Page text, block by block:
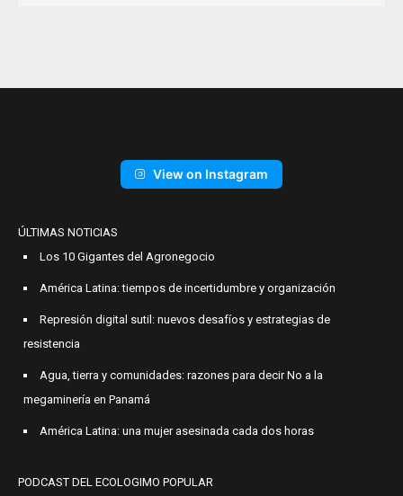
View on Instagram
ÚLTIMAS NOTICIAS
Los 10 Gigantes del Agronegocio
América Latina: tiempos de incertidumbre y organización
Represión digital sutil: nuevos desafíos y estrategias de
resistencia
Agua, tierra y comunidades: razones para decir No a la
megaminería en Panamá
América Latina: una mujer asesinada cada dos horas
PODCAST DEL ECOLOGIMO POPULAR